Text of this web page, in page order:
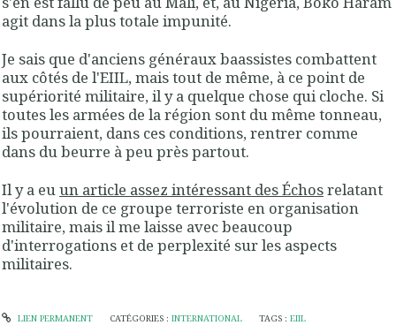
agit dans la plus totale impunité.
Je sais que d'anciens généraux baassistes combattent
aux côtés de l'EIIL, mais tout de même, à ce point de
supériorité militaire, il y a quelque chose qui cloche. Si
toutes les armées de la région sont du même tonneau,
ils pourraient, dans ces conditions, rentrer comme
dans du beurre à peu près partout.
Il y a euun article assez intéressant des Échosrelatant
l'évolution de ce groupe terroriste en organisation
militaire, mais il me laisse avec beaucoup
d'interrogations et de perplexité sur les aspects
militaires.
LIEN PERMANENT CATÉGORIES : INTERNATIONAL TAGS :EIIL